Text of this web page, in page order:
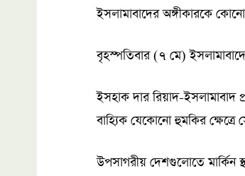
ইসলামাবাদের অঙ্গীকারকে
বৃহস্পতিবার (৭ মে)
ইসহাক দার রিয়াদ-ইসলামাবাদ
বাহ্যিক যেকোনো হুমকির
উপসাগরীয় দেশগুলোতে মার্কিন